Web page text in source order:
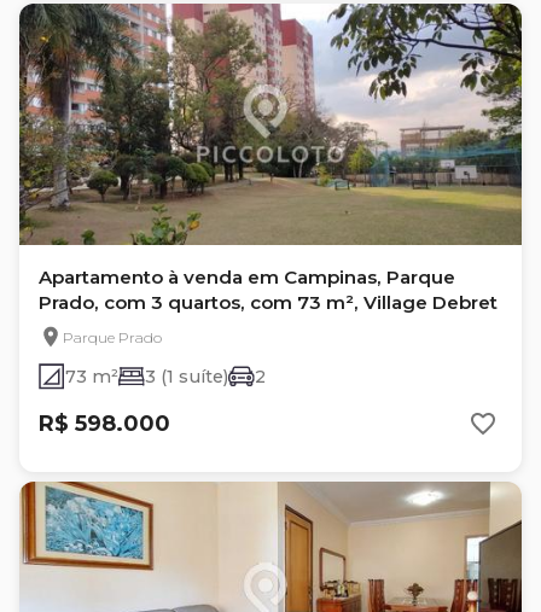
Apartamento à venda em Campinas, Parque
Prado, com 3 quartos, com 73 m², Village Debret
Parque Prado
73 m² 3 (1 suíte) 2
R$ 598.000